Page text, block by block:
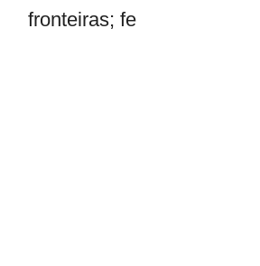
fronteiras; fe